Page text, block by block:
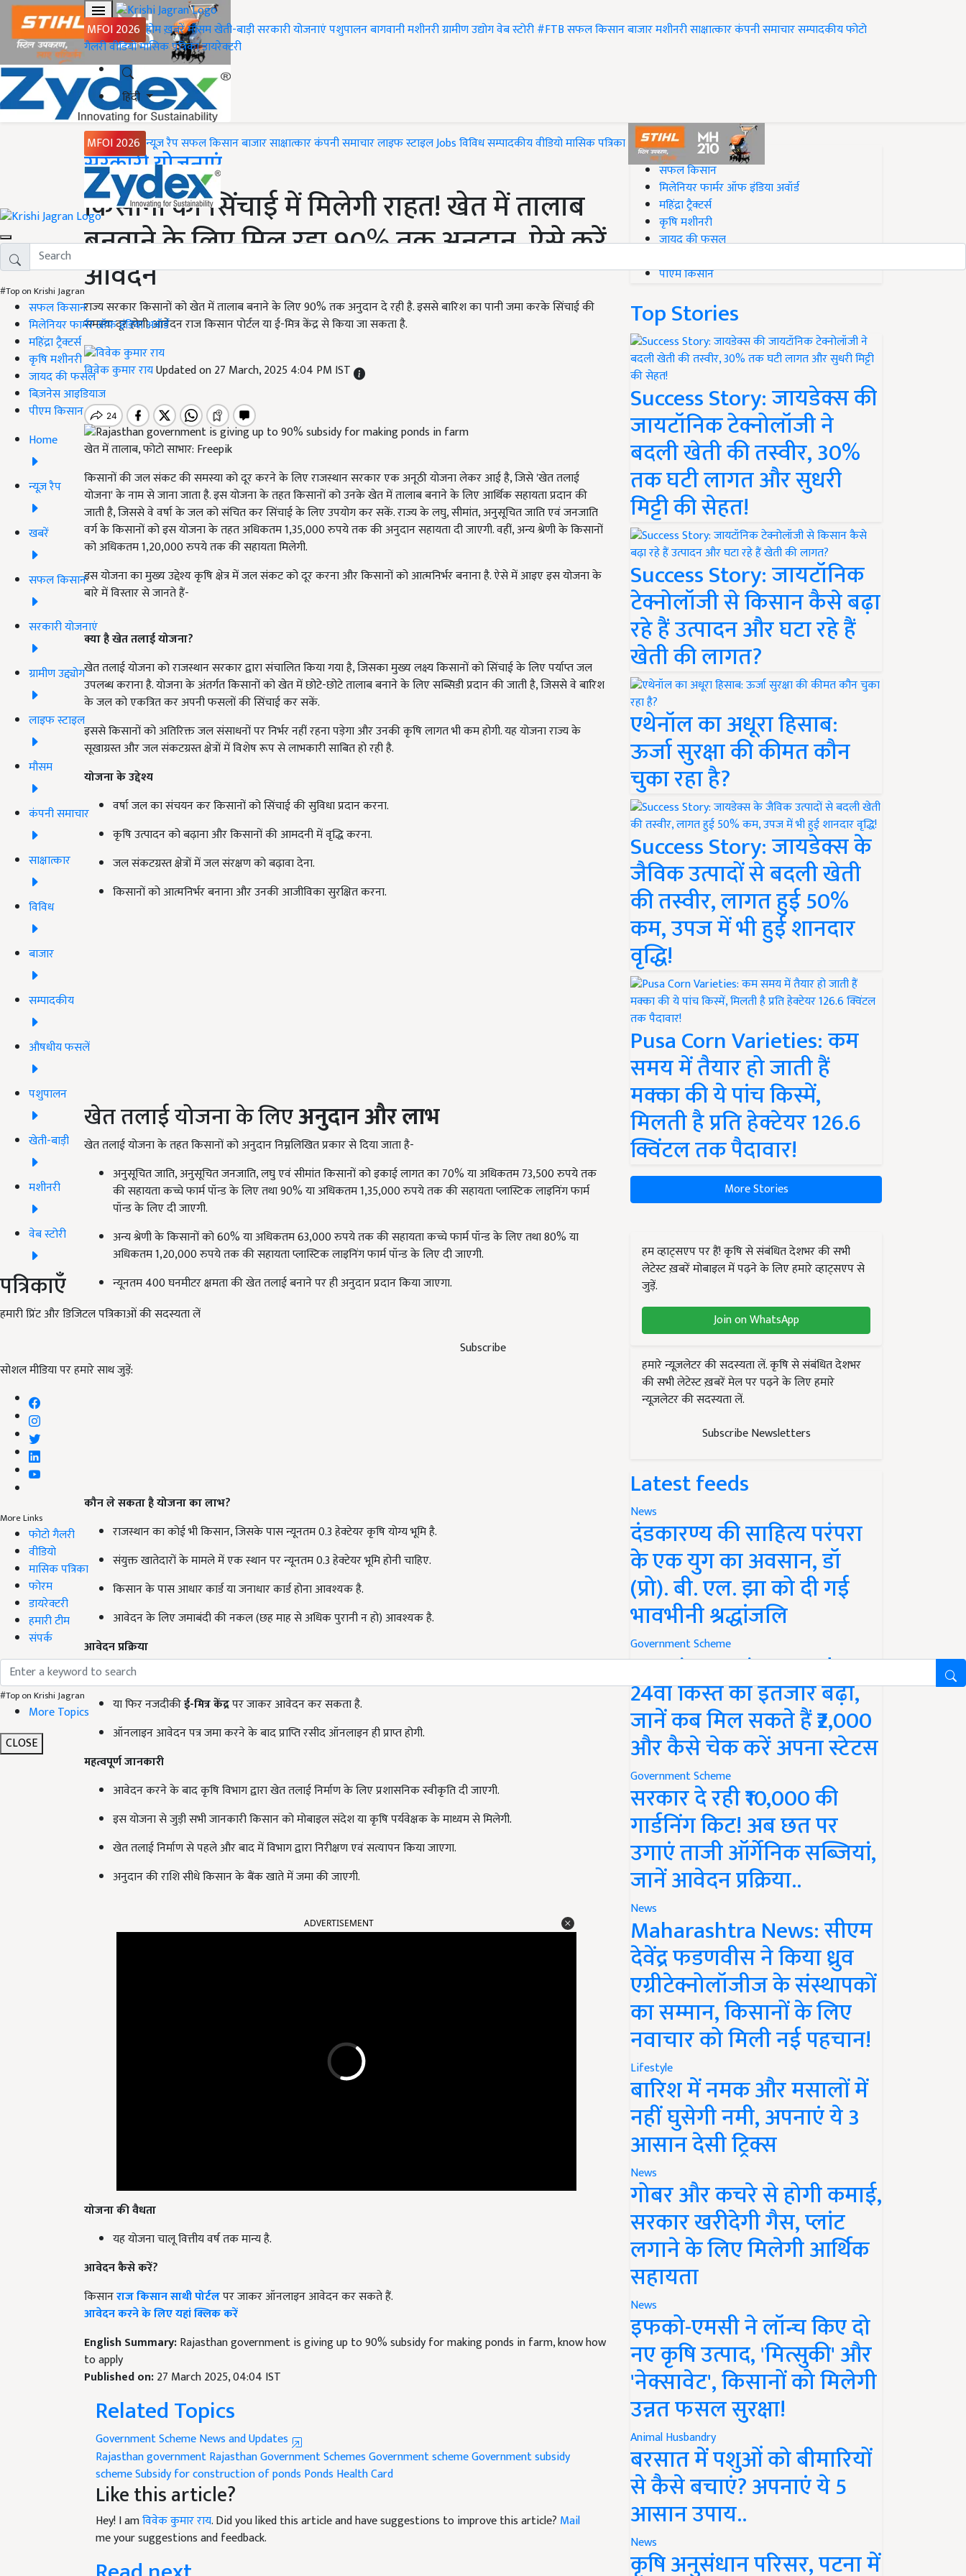
MFOI 2026 होमख़बरेंमौसमखेती-बाड़ीसरकारी योजनाएंपशुपालनबागवानीमशीनरीग्रामीण उद्योगवेब स्टोरी#FTBसफल किसानबाजारमशीनरीसाक्षात्कारकंपनी समाचारसम्पादकीयफोटो
गैलरीवीडियोमासिक पत्रिकाडायरेक्टरी
हिंदी
MFOI 2026 न्यूज़ रैपसफल किसानबाजारसाक्षात्कारकंपनी समाचारलाइफ स्टाइलJobsविविधसम्पादकीयवीडियोमासिक पत्रिका
#Top on Krishi Jagran
सफल किसान
मिलेनियर फार्मर ऑफ इंडिया अवॉर्ड
महिंद्रा ट्रैक्टर्स
कृषि मशीनरी
जायद की फसल
बिज़नेस आइडियाज
पीएम किसान
Home
न्यूज़ रैप
खबरें
सफल किसान
सरकारी योजनाएं
ग्रामीण उद्द्योग
लाइफ स्टाइल
मौसम
कंपनी समाचार
साक्षात्कार
विविध
बाजार
सम्पादकीय
औषधीय फसलें
पशुपालन
खेती-बाड़ी
मशीनरी
वेब स्टोरी
पत्रिकाएँ
हमारी प्रिंट और डिजिटल पत्रिकाओं की सदस्यता लें
Subscribe
सोशल मीडिया पर हमारे साथ जुड़ें:
More Links
फोटो गैलरी
वीडियो
मासिक पत्रिका
फोरम
डायरेक्टरी
हमारी टीम
संपर्क
#Top on Krishi Jagran
More Topics
CLOSE
Home
सरकारी योजनाएं
किसानों को सिंचाई में मिलेगी राहत! खेत में तालाब
बनवाने के लिए मिल रहा 90% तक अनुदान, ऐसे करें
आवेदन
राज्य सरकार किसानों को खेत में तालाब बनाने के लिए 90% तक अनुदान दे रही है. इससे बारिश का पानी जमा करके सिंचाई की
समस्या दूर होगी. आवेदन राज किसान पोर्टल या ई-मित्र केंद्र से किया जा सकता है.
विवेक कुमार रायUpdated on 27 March, 2025 4:04 PM IST
खेत में तालाब, फोटो साभार: Freepik
किसानों की जल संकट की समस्या को दूर करने के लिए राजस्थान सरकार एक अनूठी योजना लेकर आई है, जिसे 'खेत तलाई
योजना' के नाम से जाना जाता है. इस योजना के तहत किसानों को उनके खेत में तालाब बनाने के लिए आर्थिक सहायता प्रदान की
जाती है, जिससे वे वर्षा के जल को संचित कर सिंचाई के लिए उपयोग कर सकें. राज्य के लघु, सीमांत, अनुसूचित जाति एवं जनजाति
वर्ग के किसानों को इस योजना के तहत अधिकतम 1,35,000 रुपये तक की अनुदान सहायता दी जाएगी. वहीं, अन्य श्रेणी के किसानों
को अधिकतम 1,20,000 रुपये तक की सहायता मिलेगी.
इस योजना का मुख्य उद्देश्य कृषि क्षेत्र में जल संकट को दूर करना और किसानों को आत्मनिर्भर बनाना है. ऐसे में आइए इस योजना के
बारे में विस्तार से जानते हैं-
क्या है खेत तलाई योजना?
खेत तलाई योजना को राजस्थान सरकार द्वारा संचालित किया गया है, जिसका मुख्य लक्ष्य किसानों को सिंचाई के लिए पर्याप्त जल
उपलब्ध कराना है. योजना के अंतर्गत किसानों को खेत में छोटे-छोटे तालाब बनाने के लिए सब्सिडी प्रदान की जाती है, जिससे वे बारिश
के जल को एकत्रित कर अपनी फसलों की सिंचाई कर सकें.
इससे किसानों को अतिरिक्त जल संसाधनों पर निर्भर नहीं रहना पड़ेगा और उनकी कृषि लागत भी कम होगी. यह योजना राज्य के
सूखाग्रस्त और जल संकटग्रस्त क्षेत्रों में विशेष रूप से लाभकारी साबित हो रही है.
योजना के उद्देश्य
वर्षा जल का संचयन कर किसानों को सिंचाई की सुविधा प्रदान करना.
कृषि उत्पादन को बढ़ाना और किसानों की आमदनी में वृद्धि करना.
जल संकटग्रस्त क्षेत्रों में जल संरक्षण को बढ़ावा देना.
किसानों को आत्मनिर्भर बनाना और उनकी आजीविका सुरक्षित करना.
खेत तलाई योजना के लिएअनुदान और लाभ
खेत तलाई योजना के तहत किसानों को अनुदान निम्नलिखित प्रकार से दिया जाता है-
अनुसूचित जाति, अनुसूचित जनजाति, लघु एवं सीमांत किसानों को इकाई लागत का 70% या अधिकतम 73,500 रुपये तक
की सहायता कच्चे फार्म पॉन्ड के लिए तथा 90% या अधिकतम 1,35,000 रुपये तक की सहायता प्लास्टिक लाइनिंग फार्म
पॉन्ड के लिए दी जाएगी.
अन्य श्रेणी के किसानों को 60% या अधिकतम 63,000 रुपये तक की सहायता कच्चे फार्म पॉन्ड के लिए तथा 80% या
अधिकतम 1,20,000 रुपये तक की सहायता प्लास्टिक लाइनिंग फार्म पॉन्ड के लिए दी जाएगी.
न्यूनतम 400 घनमीटर क्षमता की खेत तलाई बनाने पर ही अनुदान प्रदान किया जाएगा.
कौन ले सकता है योजना का लाभ?
राजस्थान का कोई भी किसान, जिसके पास न्यूनतम 0.3 हेक्टेयर कृषि योग्य भूमि है.
संयुक्त खातेदारों के मामले में एक स्थान पर न्यूनतम 0.3 हेक्टेयर भूमि होनी चाहिए.
किसान के पास आधार कार्ड या जनाधार कार्ड होना आवश्यक है.
आवेदन के लिए जमाबंदी की नकल (छह माह से अधिक पुरानी न हो) आवश्यक है.
आवेदन प्रक्रिया
किसान स्वयं
या फिर नजदीकीई-मित्र केंद्रपर जाकर आवेदन कर सकता है.
ऑनलाइन आवेदन पत्र जमा करने के बाद प्राप्ति रसीद ऑनलाइन ही प्राप्त होगी.
महत्वपूर्ण जानकारी
आवेदन करने के बाद कृषि विभाग द्वारा खेत तलाई निर्माण के लिए प्रशासनिक स्वीकृति दी जाएगी.
इस योजना से जुड़ी सभी जानकारी किसान को मोबाइल संदेश या कृषि पर्यवेक्षक के माध्यम से मिलेगी.
खेत तलाई निर्माण से पहले और बाद में विभाग द्वारा निरीक्षण एवं सत्यापन किया जाएगा.
अनुदान की राशि सीधे किसान के बैंक खाते में जमा की जाएगी.
योजना की वैधता
आवेदन कैसे करें
आवेदन करने के लिए यहां क्लिक करें
Rajasthan government is giving up to 90% subsidy for making ponds in farm, know how
to apply
Published on:
Related Topics
Government Scheme News and Updates
Rajasthan governmentRajasthan Government Schemes
schemeSubsidy for construction of pondsPonds Health Card
Like this article?
Hey! I amविवेक कुमार राय. Did you liked this article and have suggestions to improve this article?
me your suggestions and feedback.
Read next
#Top on Krishi Jagran
सफल किसान
मिलेनियर फार्मर ऑफ इंडिया अवॉर्ड
महिंद्रा ट्रैक्टर्स
कृषि मशीनरी
जायद की फसल
पीएम किसान
Top Stories
Success Story: जायडेक्स की
जायटॉनिक टेक्नोलॉजी ने
बदली खेती की तस्वीर, 30%
तक घटी लागत और सुधरी
मिट्टी की सेहत!
Success Story: जायटॉनिक
टेक्नोलॉजी से किसान कैसे बढ़ा
रहे हैं उत्पादन और घटा रहे हैं
खेती की लागत?
एथेनॉल का अधूरा हिसाब:
ऊर्जा सुरक्षा की कीमत कौन
चुका रहा है?
Success Story: जायडेक्स के
जैविक उत्पादों से बदली खेती
की तस्वीर, लागत हुई 50%
कम, उपज में भी हुई शानदार
वृद्धि!
Pusa Corn Varieties: कम
समय में तैयार हो जाती हैं
मक्का की ये पांच किस्में,
मिलती है प्रति हेक्टेयर 126.6
क्विंटल तक पैदावार!
More Stories
हम व्हाट्सएप पर हैं! कृषि से संबंधित देशभर की सभी
लेटेस्ट ख़बरें मोबाइल में पढ़ने के लिए हमारे व्हाट्सएप से
जुड़ें.
Join on WhatsApp
हमारे न्यूज़लेटर की सदस्यता लें. कृषि से संबंधित देशभर
की सभी लेटेस्ट ख़बरें मेल पर पढ़ने के लिए हमारे
न्यूज़लेटर की सदस्यता लें.
Subscribe Newsletters
Latest feeds
News
दंडकारण्य की साहित्य परंपरा
के एक युग का अवसान, डॉ
(प्रो). बी. एल. झा को दी गई
भावभीनी श्रद्धांजलि
Government Scheme
PM Kisan Yojana Update:
24वीं किस्त का इंतजार बढ़ा,
जानें कब मिल सकते हैं ₹2,000
और कैसे चेक करें अपना स्टेटस
Government Scheme
सरकार दे रही ₹10,000 की
गार्डनिंग किट! अब छत पर
उगाएं ताजी ऑर्गेनिक सब्जियां,
जानें आवेदन प्रक्रिया..
News
Maharashtra News: सीएम
देवेंद्र फडणवीस ने किया ध्रुव
एग्रीटेक्नोलॉजीज के संस्थापकों
का सम्मान, किसानों के लिए
नवाचार को मिली नई पहचान!
Lifestyle
बारिश में नमक और मसालों में
नहीं घुसेगी नमी, अपनाएं ये 3
आसान देसी ट्रिक्स
News
गोबर और कचरे से होगी कमाई,
सरकार खरीदेगी गैस, प्लांट
लगाने के लिए मिलेगी आर्थिक
सहायता
News
इफको-एमसी ने लॉन्च किए दो
नए कृषि उत्पाद, 'मित्सुकी' और
'नेक्सावेट', किसानों को मिलेगी
उन्नत फसल सुरक्षा!
Animal Husbandry
बरसात में पशुओं को बीमारियों
से कैसे बचाएं? अपनाएं ये 5
आसान उपाय..
News
कृषि अनुसंधान परिसर, पटना में